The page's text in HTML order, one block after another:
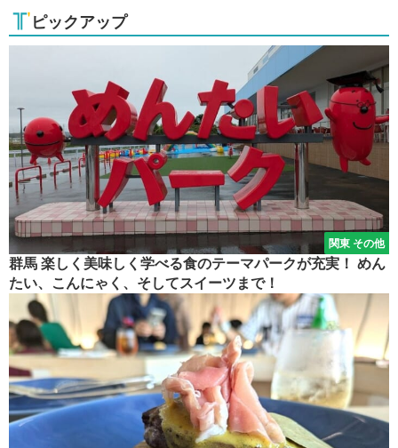
ピックアップ
関東 その他
群馬 楽しく美味しく学べる食のテーマパークが充実！ めん
たい、こんにゃく、そしてスイーツまで！